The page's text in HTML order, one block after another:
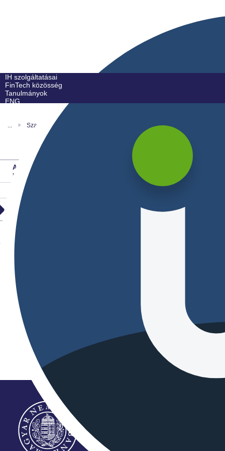
IH szolgáltatásai
FinTech közösség
Tanulmányok
ENG
... Szabályozói támogató platform Kérdés beküldése online űrlapon
A szabályozói támogatásról
röviden
Befogadási kritériumok
Kérdés beküldése online
űrlapon
Kérdés feltöltése saját
eszközről
Kérdés beküldése online